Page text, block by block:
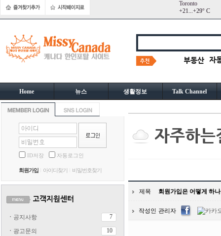
Toronto
+21...+29° C
Home 뉴스 생활정보 Talk Channel
ID저장 자동로그인
회원가입 아이디찾기 비밀번호찾기
ㆍ 공지사항 7
ㆍ 광고문의 10
제목 회원가입은 어떻게 하
작성인 관리자